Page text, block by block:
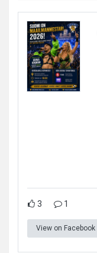
3 1
View on Facebook